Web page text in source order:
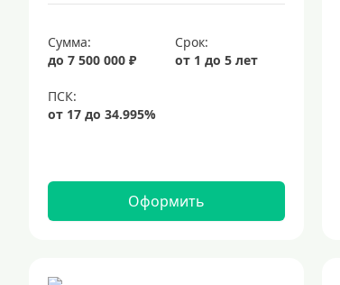
Сумма:
до 7 500 000 ₽
Срок:
от 1 до 5 лет
Оформить